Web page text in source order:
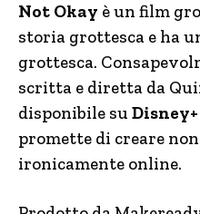
Not Okay è un film
storia grottesca e ha
grottesca.
scritta e diretta da
disponibile su
promette di creare
ironicamente online.